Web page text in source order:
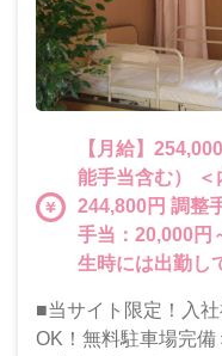
【月給】
能手当含む） ＜内訳＞ 基本給：204,000円～
244,800円 調整
手当：20,000円
生時には出勤し
■当サイト限定！入
OK！無料駐車場完